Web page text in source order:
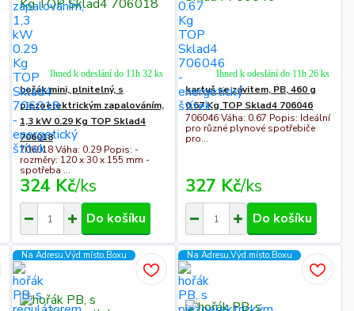
hořák mini, plnitelný, s
piezoelektrickým zapalováním,
1,3 kW 0.29 Kg TOP Sklad4
706018
706018 Váha: 0.29 Popis: -
rozměry: 120 x 30 x 155 mm -
spotřeba ...
324 Kč/ks
Ihned k odeslání do 11h 32 ks
Do košíku
kartuš se závitem, PB, 460 g
0.67 Kg TOP Sklad4 706046
706046 Váha: 0.67 Popis: Ideální
pro různé plynové spotřebiče
pro...
327 Kč/ks
Ihned k odeslání do 11h 26 ks
Do košíku
Na Adresu,Výd.místo,Boxu Na Adresu,Výd.místo,Boxu